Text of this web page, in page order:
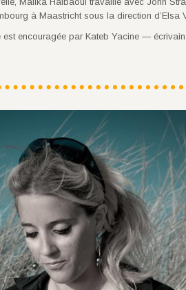
à Maastricht sous la direction d’Elsa
encouragée par Kateb Yacine —